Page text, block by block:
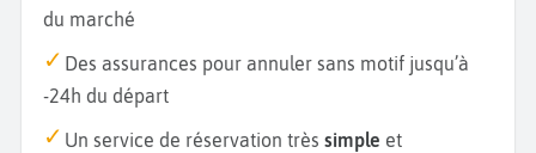
du marché
Des assurances pour annuler sans motif jusqu’à
-24h du départ
Un service de réservation très simple et